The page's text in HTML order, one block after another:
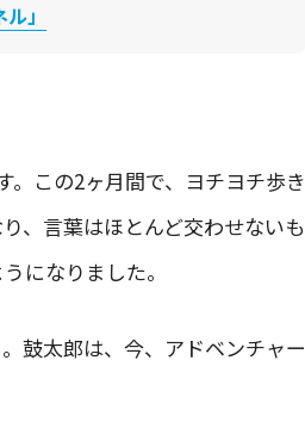
」
。この2ヶ月間で、ヨチヨチ歩き
、言葉はほとんど交わせないも
になりました。
鼓太郎は、今、アドベンチャー